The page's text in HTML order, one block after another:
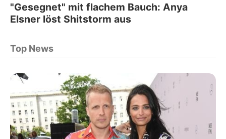
"Gesegnet" mit flachem Bauch: Anya
Elsner löst Shitstorm aus
Top News